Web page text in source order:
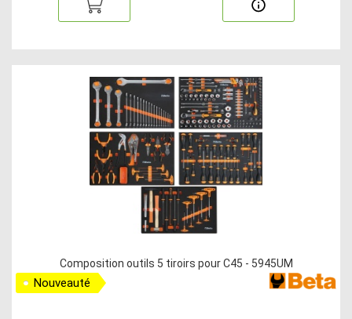
Composition outils 5 tiroirs pour C45 - 5945UM
Nouveauté